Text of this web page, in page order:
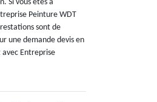
Si vous êtes à
Peinture WDT
sont de
une demande devis en
Entreprise